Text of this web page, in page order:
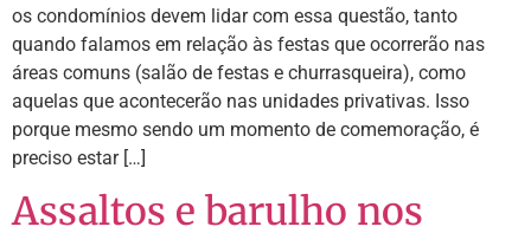
os condomínios devem lidar com essa questão, tanto
quando falamos em relação às festas que ocorrerão nas
áreas comuns (salão de festas e churrasqueira), como
aquelas que acontecerão nas unidades privativas. Isso
porque mesmo sendo um momento de comemoração, é
preciso estar […]
Assaltos e barulho nos